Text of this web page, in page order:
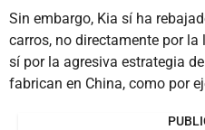
Sin embargo, Kia sí ha
carros, no directamente por
sí por la agresiva estrategia
fabrican en China, como por